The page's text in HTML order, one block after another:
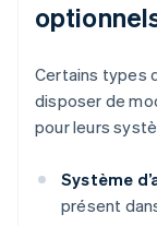
Certains types
disposer de
pour leurs
Système
présent